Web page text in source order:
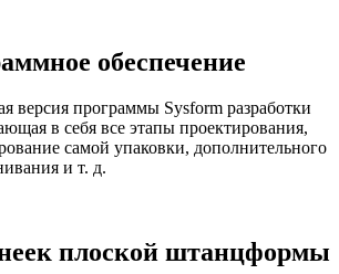
обеспечение
версия программы Sysform разработки
в себя все этапы проектирования,
самой упаковки, дополнительного
и т. д.
плоской штанцформы